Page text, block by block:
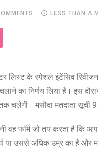
LESS THAN A
लिस्ट के स्पेशल इंटेंसिव
का निर्णय लिया है। इस
चलेगी। मसौदा मतदाता सूची
वह फॉर्म जो तय करता है कि
या उससे अधिक उम्र का है